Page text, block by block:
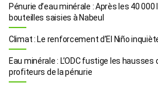
Pénurie d’eau minérale : Après les 40
bouteilles saisies à Nabeul
Climat : Le renforcement d’El Niño
Eau minérale : L’ODC fustige les
profiteurs de la pénurie